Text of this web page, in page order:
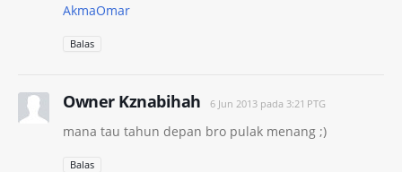
AkmaOmar
Balas
Owner Kznabihah 6 Jun 2013 pada 3:21 PTG
mana tau tahun depan bro pulak menang ;)
Balas